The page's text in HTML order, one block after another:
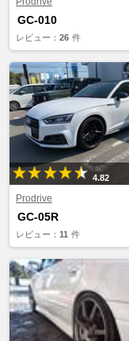
GC-010
レビュー： 26 件
4.82
Prodrive
GC-05R
レビュー： 11 件